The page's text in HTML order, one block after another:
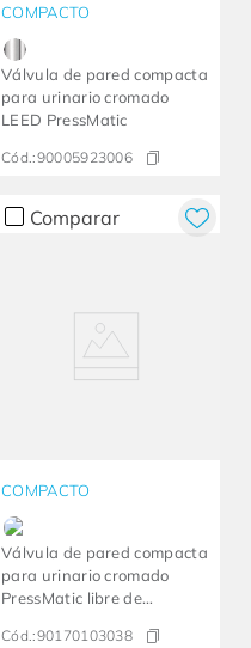
COMPACTO
Válvula de pared compacta
para urinario cromado
LEED PressMatic
Cód.:90005923006
Comparar
COMPACTO
Válvula de pared compacta
para urinario cromado
PressMatic libre de
Cód.:90170103038